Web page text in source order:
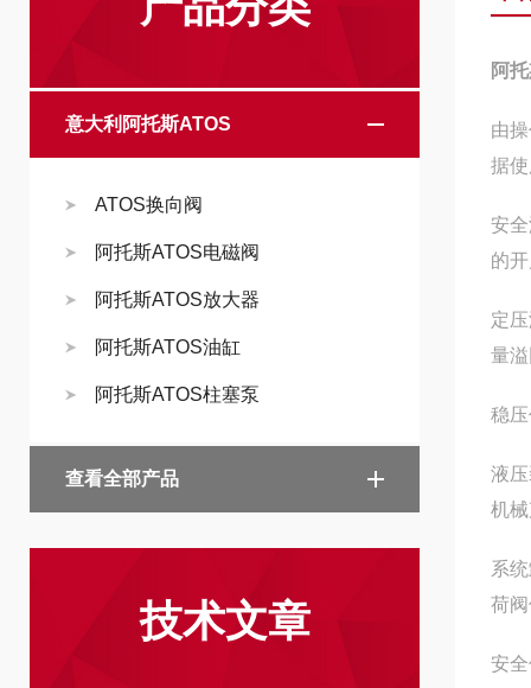
意大利阿托斯ATOS
ATOS换向阀
阿托斯ATOS电磁阀
阿托斯ATOS放大器
阿托斯ATOS油缸
阿托斯ATOS柱塞泵
查看全部产品
技术文章
阿
由
据
安
的
定
量
稳
液
机
系
荷
安